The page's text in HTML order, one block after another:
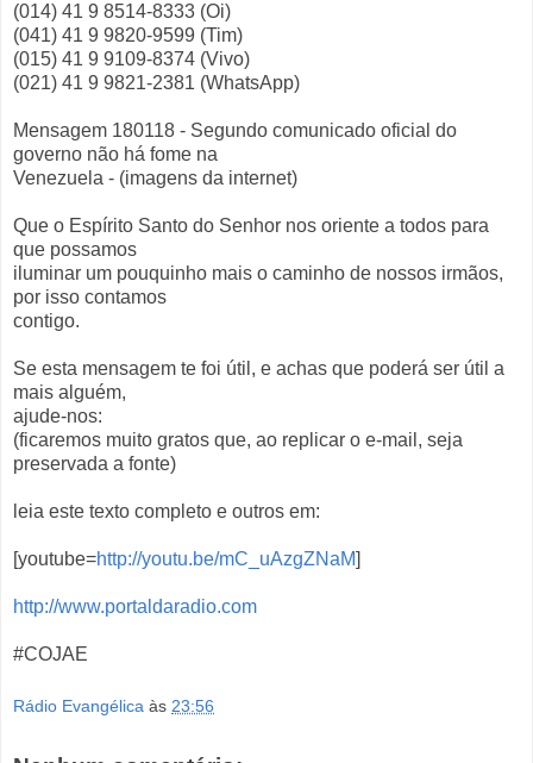
(014) 41 9 8514-8333 (Oi)
(041) 41 9 9820-9599 (Tim)
(015) 41 9 9109-8374 (Vivo)
(021) 41 9 9821-2381 (WhatsApp)
Mensagem 180118 - Segundo comunicado oficial do
governo não há fome na
Venezuela - (imagens da internet)
Que o Espírito Santo do Senhor nos oriente a todos para
que possamos
iluminar um pouquinho mais o caminho de nossos irmãos,
por isso contamos
contigo.
Se esta mensagem te foi útil, e achas que poderá ser útil a
mais alguém,
ajude-nos:
(ficaremos muito gratos que, ao replicar o e-mail, seja
preservada a fonte)
leia este texto completo e outros em:
[youtube=http://youtu.be/mC_uAzgZNaM]
http://www.portaldaradio.com
#COJAE
Rádio Evangélica às 23:56